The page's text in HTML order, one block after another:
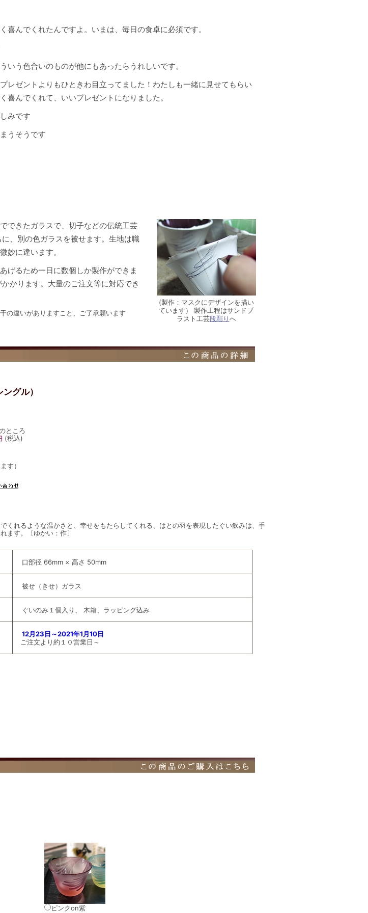
んでくれたんですよ。いまは、毎日の食卓に必須です。
う色合いのものが他にもあったらうれしいです。
レゼントよりもひときわ目立ってました！わたしも一緒に見せてもらい
喜んでくれて、いいプレゼントになりました。
みです
うそうです
できたガラスで、切子などの伝統工芸
、別の色ガラスを被せます。生地は職
妙に違います。
げるため一日に数個しか製作ができま
かります。大量のご注文等に対応でき
の違いがありますこと、ご了承願います
(製作：マスクにデザインを描い
ています） 製作工程はサンドブ
ラスト工芸段彫りへ
グル）
ところ
(税込)
す）
くれるような温かさと、幸せをもたらしてくれる、はとの羽を表現したぐい飲みは、手
ます。〔ゆかい：作〕
口部径 66mm × 高さ 50mm
被せ（きせ）ガラス
ぐいのみ１個入り、 木箱、ラッピング込み
12月23日～2021年1月10日
ご注文より約１０営業日～
ピンクon紫